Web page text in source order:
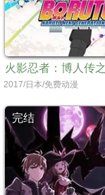
2017/日本/免费动漫
完结